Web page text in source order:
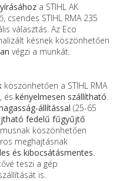
a STIHL AK
STIHL RMA 235
választás. Az Eco
késnek köszönhetően
végzi a munkát.
köszönhetően a STIHL RMA
és kényelmesen szállítható.
állítással (25-65
fedelű fűgyűjtő
köszönhetően
meghajtásnak
és kibocsátásmentes.
teszi a gép
is.